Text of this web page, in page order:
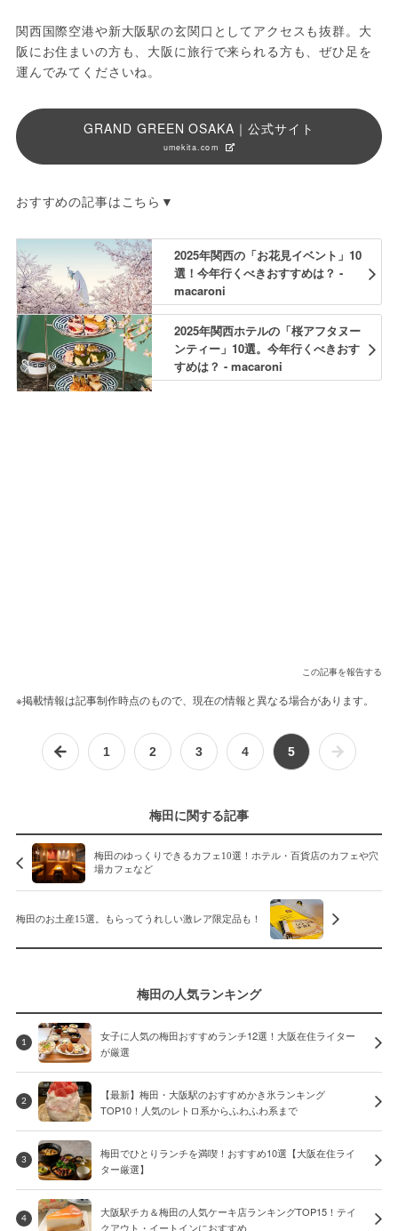
関西国際空港や新大阪駅の玄関口としてアクセスも抜群。大
阪にお住まいの方も、大阪に旅行で来られる方も、ぜひ足を
運んでみてくださいね。
GRAND GREEN OSAKA｜公式サイト
umekita.com
おすすめの記事はこちら▼
2025年関西の「お花見イベント」10
選！今年行くべきおすすめは？ -
macaroni
2025年関西ホテルの「桜アフタヌー
ンティー」10選。今年行くべきおす
すめは？ - macaroni
この記事を報告する
※掲載情報は記事制作時点のもので、現在の情報と異なる場合があります。
1 2 3 4 5
梅田に関する記事
梅田のゆっくりできるカフェ10選！ホテル・百貨店のカフェや穴
場カフェなど
梅田のお土産15選。もらってうれしい激レア限定品も！
梅田の人気ランキング
1
女子に人気の梅田おすすめランチ12選！大阪在住ライター
が厳選
2
【最新】梅田・大阪駅のおすすめかき氷ランキング
TOP10！人気のレトロ系からふわふわ系まで
3
梅田でひとりランチを満喫！おすすめ10選【大阪在住ライ
ター厳選】
4
大阪駅チカ＆梅田の人気ケーキ店ランキングTOP15！テイ
クアウト・イートインにおすすめ